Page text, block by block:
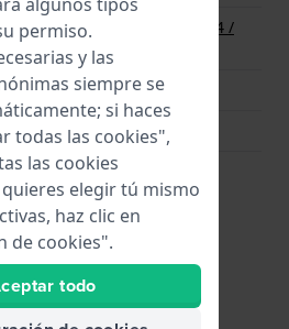
Batería Renata R364 364 /
SR621SW
36 Meses
Si
No
Acero inoxidable
permiso.
y las
siempre se
si haces
todas las cookies",
las cookies
elegir tú mismo
haz clic en
de cookies".
todo